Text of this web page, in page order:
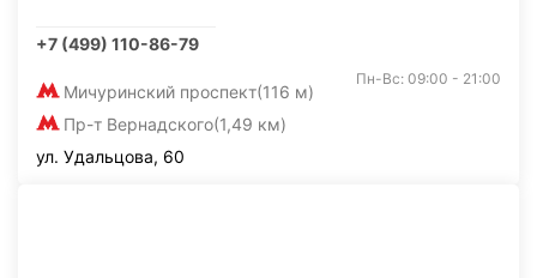
+7 (499) 110-86-79
Мичуринский проспект(116 м)
Пр-т Вернадского(1,49 км)
Пн-Вс: 09:00 - 21:00
ул. Удальцова, 60